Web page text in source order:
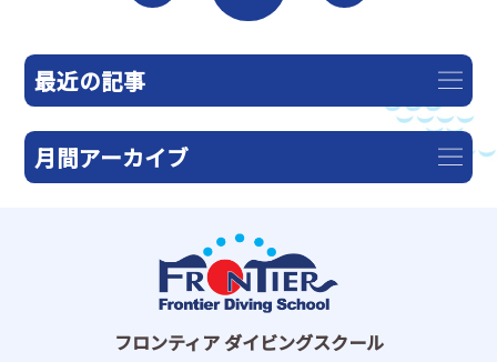
最近の記事
月間アーカイブ
フロンティア ダイビングスクール